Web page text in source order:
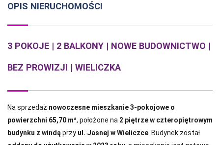
OPIS NIERUCHOMOŚCI
3 POKOJE | 2 BALKONY | NOWE BUDOWNICTWO |
BEZ PROWIZJI | WIELICZKA
Na sprzedaż nowoczesne mieszkanie 3-pokojowe o
powierzchni 65,70 m², położone na 2 piętrze w czteropiętrowym
budynku z windą przy ul. Jasnej w Wieliczce . Budynek został